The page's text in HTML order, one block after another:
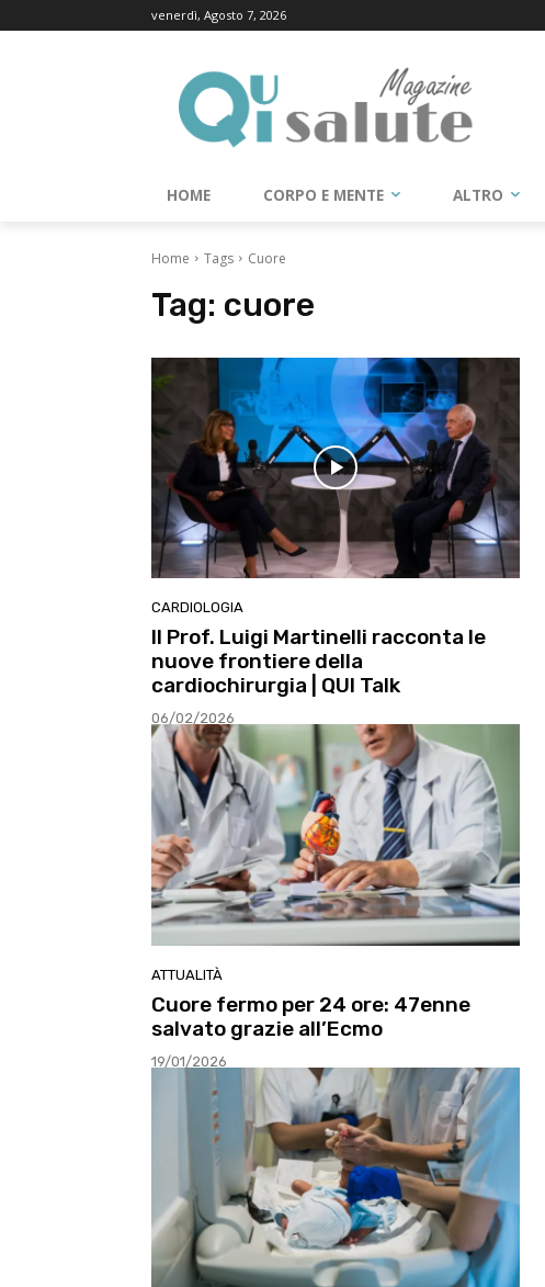
venerdì, Agosto 7, 2026
HOME CORPO E MENTE ALTRO
Home Tags Cuore
Tag: cuore
CARDIOLOGIA
Il Prof. Luigi Martinelli racconta le
nuove frontiere della
cardiochirurgia | QUI Talk
06/02/2026
ATTUALITÀ
Cuore fermo per 24 ore: 47enne
salvato grazie all’Ecmo
19/01/2026